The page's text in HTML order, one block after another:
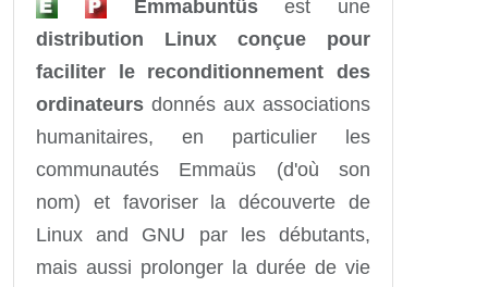
Emmabuntüsest une
distribution Linux conçue pour
faciliter le reconditionnement des
ordinateurs donnés aux associations
humanitaires, en particulier les
communautés Emmaüs (d'où son
nom) et favoriser la découverte de
Linux and GNU par les débutants,
mais aussi prolonger la durée de vie